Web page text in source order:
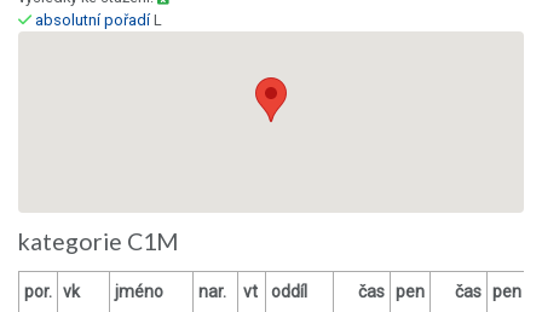
absolutní pořadíL
kategorie C1M
por. vk jméno nar. vt oddíl čas pen čas pen